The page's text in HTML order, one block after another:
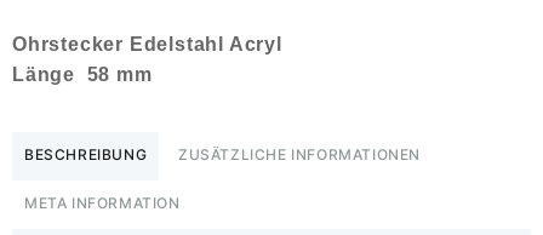
Ohrstecker Edelstahl Acryl
Länge 58 mm
BESCHREIBUNG ZUSÄTZLICHE INFORMATIONEN
META INFORMATION